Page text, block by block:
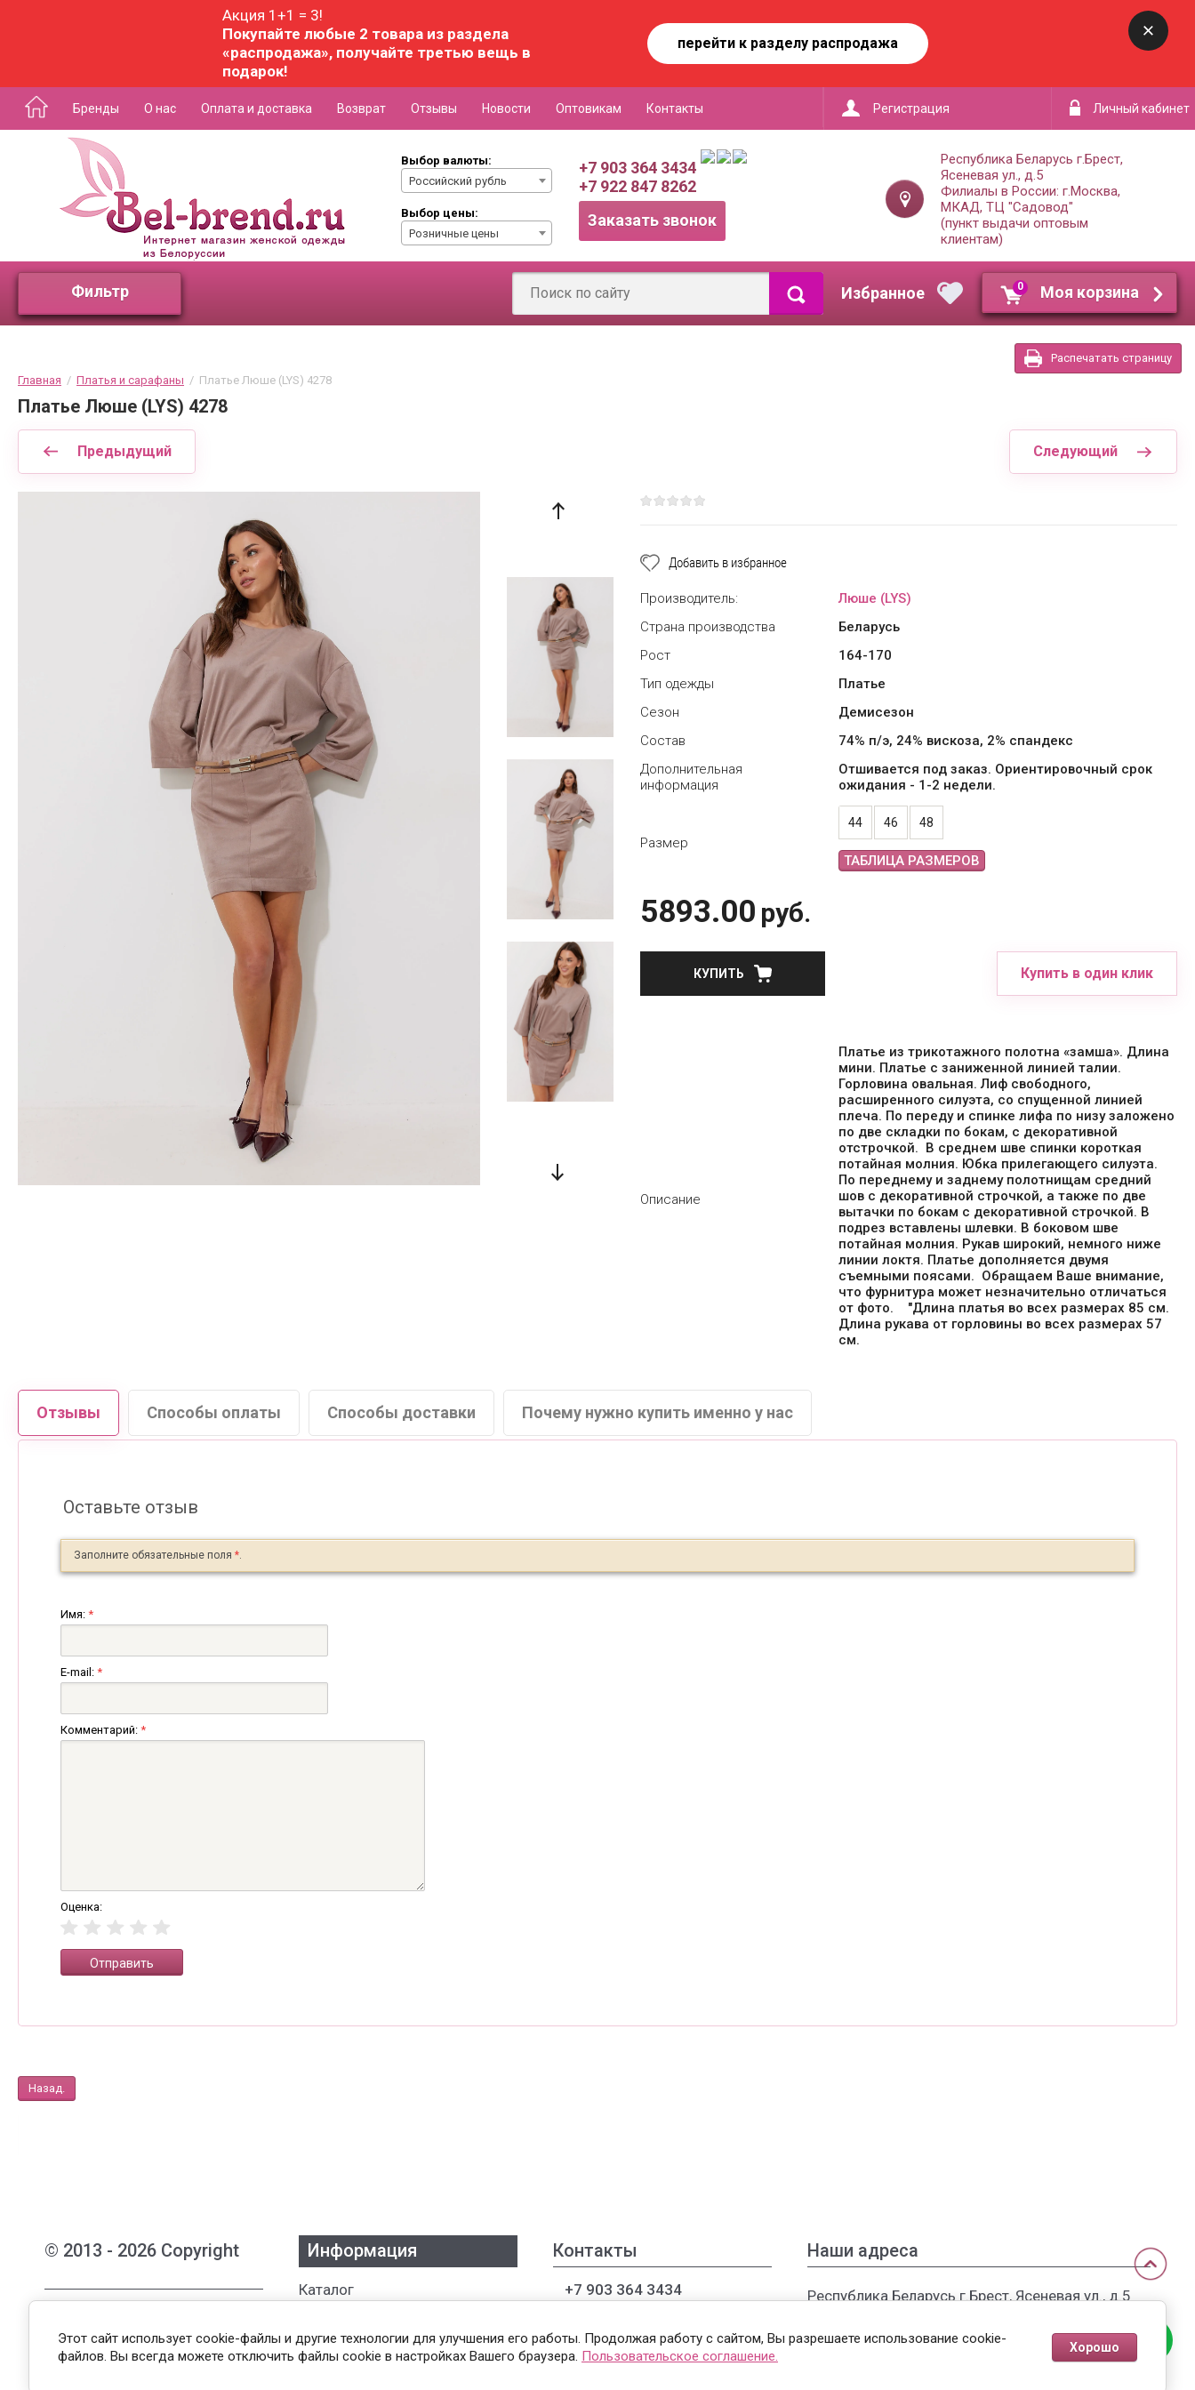
Акция 1+1 = 3!
Покупайте любые 2 товара из раздела
«распродажа», получайте третью вещь в
подарок!
перейти к разделу распродажа
Бренды О нас Оплата и доставка Возврат Отзывы Новости Оптовикам Контакты Регистрация Личный кабинет
Выбор валюты:
Российский рубль
Выбор цены:
Розничные цены
+7 903 364 3434
+7 922 847 8262
Заказать звонок
Республика Беларусь г.Брест,
Ясеневая ул., д.5
Филиалы в России: г.Москва,
МКАД, ТЦ "Садовод"
(пункт выдачи оптовым
клиентам)
Фильтр 0 Моя корзина
Распечатать страницу
Главная
  /
Платья и сарафаны
  /  Платье Люше (LYS) 4278
Платье Люше (LYS) 4278
Предыдущий Следующий
Добавить в избранное
Производитель:
Люше (LYS)
Страна производства
Беларусь
Рост
164-170
Тип одежды
Платье
Сезон
Демисезон
Состав
74% п/э, 24% вискоза, 2% спандекс
Дополнительная
информация
Отшивается под заказ. Ориентировочный срок
ожидания - 1-2 недели.
Размер
44 46 48
ТАБЛИЦА РАЗМЕРОВ
5893.00 руб.
КУПИТЬ Купить в один клик
Описание
Платье из трикотажного полотна «замша». Длина
мини. Платье с заниженной линией талии.
Горловина овальная. Лиф свободного,
расширенного силуэта, со спущенной линией
плеча. По переду и спинке лифа по низу заложено
по две складки по бокам, с декоративной
отстрочкой. В среднем шве спинки короткая
потайная молния. Юбка прилегающего силуэта.
По переднему и заднему полотнищам средний
шов с декоративной строчкой, а также по две
вытачки по бокам с декоративной строчкой. В
подрез вставлены шлевки. В боковом шве
потайная молния. Рукав широкий, немного ниже
линии локтя. Платье дополняется двумя
съемными поясами. Обращаем Ваше внимание,
что фурнитура может незначительно отличаться
от фото. "Длина платья во всех размерах 85 см.
Длина рукава от горловины во всех размерах 57
см.
Отзывы Способы оплаты Способы доставки Почему нужно купить именно у нас
Оставьте отзыв
Заполните обязательные поля *.
Имя: *
E-mail: *
Комментарий: *
Оценка:
Назад.
© 2013 - 2026 Copyright
одежды из Белоруссии
Публичная оферта
Информация
Каталог
О нас
Оплата и доставка
Контакты
+7 903 364 3434
Наши адреса
Республика Беларусь г.Брест, Ясеневая ул., д.5
Этот сайт использует cookie-файлы и другие технологии для улучшения его работы. Продолжая работу с сайтом, Вы разрешаете использование cookie-
файлов. Вы всегда можете отключить файлы cookie в настройках Вашего браузера. Пользовательское соглашение.
Хорошо